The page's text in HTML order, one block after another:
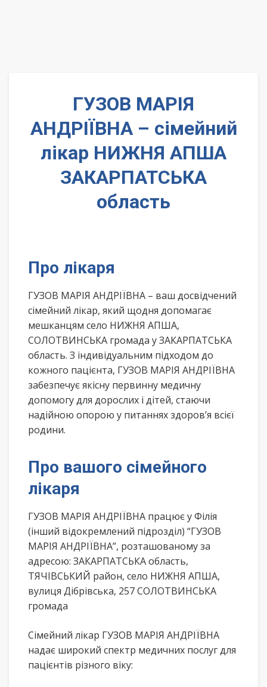
ГУЗОВ МАРІЯ
АНДРІЇВНА – сімейний
лікар НИЖНЯ АПША
ЗАКАРПАТСЬКА
область
Про лікаря
ГУЗОВ МАРІЯ АНДРІЇВНА – ваш досвідчений
сімейний лікар, який щодня допомагає
мешканцям село НИЖНЯ АПША,
СОЛОТВИНСЬКА громада у ЗАКАРПАТСЬКА
область. З індивідуальним підходом до
кожного пацієнта, ГУЗОВ МАРІЯ АНДРІЇВНА
забезпечує якісну первинну медичну
допомогу для дорослих і дітей, стаючи
надійною опорою у питаннях здоров’я всієї
родини.
Про вашого сімейного
лікаря
ГУЗОВ МАРІЯ АНДРІЇВНА працює у Філія
(інший відокремлений підрозділ) “ГУЗОВ
МАРІЯ АНДРІЇВНА”, розташованому за
адресою: ЗАКАРПАТСЬКА область,
ТЯЧІВСЬКИЙ район, село НИЖНЯ АПША,
вулиця Дібрівська, 257 СОЛОТВИНСЬКА
громада
Сімейний лікар ГУЗОВ МАРІЯ АНДРІЇВНА
надає широкий спектр медичних послуг для
пацієнтів різного віку: